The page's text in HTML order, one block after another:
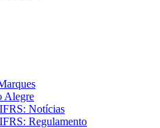
Alegre
Notícias
Regulamento